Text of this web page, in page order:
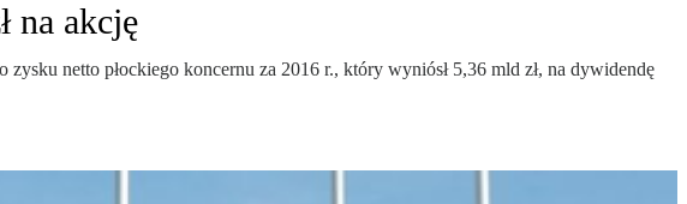
na akcję
netto płockiego koncernu za 2016 r., który wyniósł 5,36 mld zł, na dywidendę